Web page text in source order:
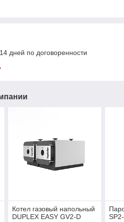
дней по договоренности
Котел газовый напольный
DUPLEX EASY GV2-D